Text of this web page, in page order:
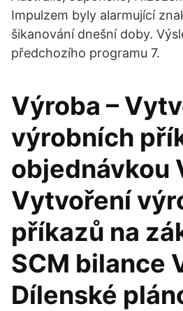
Impulzem byly alarmující
šikanování dnešní doby.
předchozího programu 7.
Výroba –
výrobních
objednávkou
Vytvoření
příkazů na
SCM bilance
Dílenské